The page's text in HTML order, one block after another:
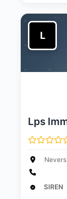
L
Lps
Nevers
SIREN